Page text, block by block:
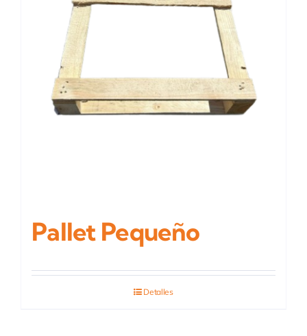
Pallet Pequeño
Detalles